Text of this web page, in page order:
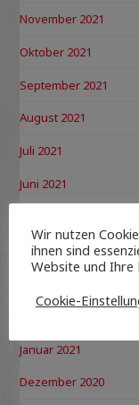
November 2021
Oktober 2021
September 2021
August 2021
Juli 2021
Juni 2021
April 2021
Januar 2021
Dezember 2020
Wir nutzen
ihnen sind
Website und Ihre
Cookie-